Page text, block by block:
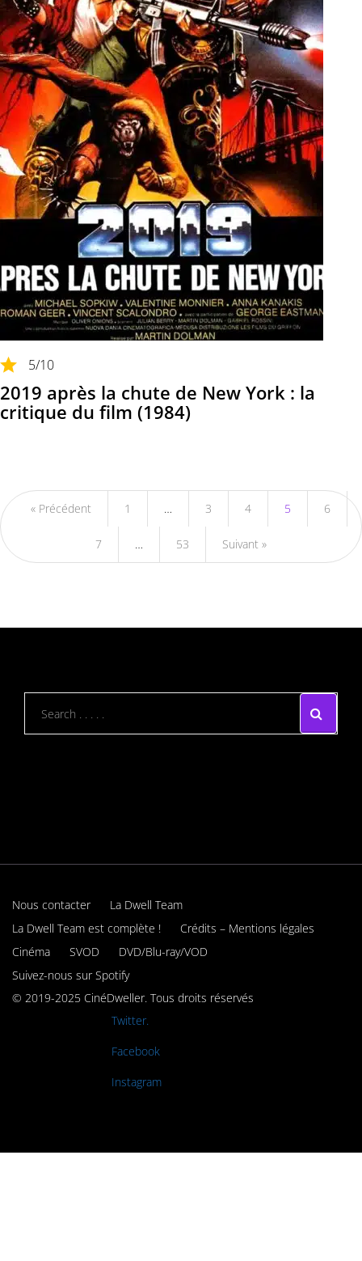
5/10
2019 après la chute de New York : la
critique du film (1984)
« Précédent 1 … 3 4 5 6
7 … 53 Suivant »
Nous contacter
La Dwell Team
La Dwell Team est complète !
Crédits – Mentions légales
Cinéma
SVOD
DVD/Blu-ray/VOD
Suivez-nous sur Spotify
© 2019-2025 CinéDweller. Tous droits réservés
Twitter.
Facebook
Instagram